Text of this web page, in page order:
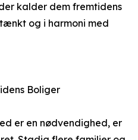
kalder dem fremtidens
og i harmoni med
Boliger
er en nødvendighed, er